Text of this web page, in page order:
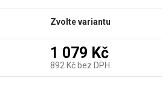
Zvolte variantu
1 079 Kč
892 Kč bez DPH